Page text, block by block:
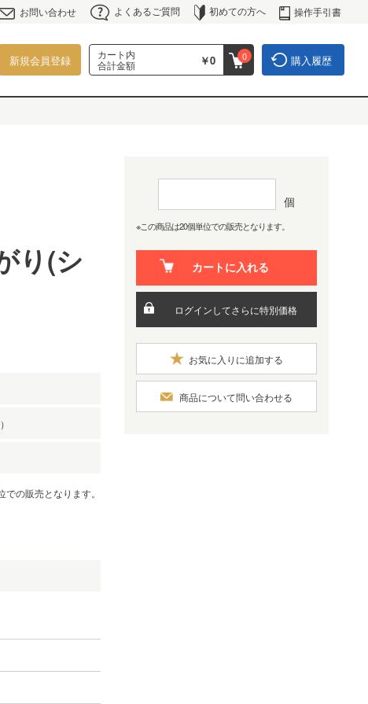
お問い合わせ よくあるご質問 初めての方へ 操作手引書
新規会員登録
カート内
合計金額
￥0 0 購入履歴
り(シ
の販売となります。
個
※この商品は20個単位での販売となります。
カートに入れる
ログインしてさらに特別価格
お気に入りに追加する
商品について問い合わせる